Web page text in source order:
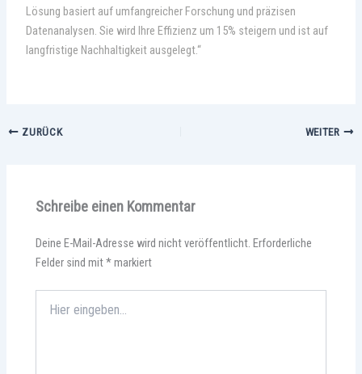
Lösung basiert auf umfangreicher Forschung und präzisen
Datenanalysen. Sie wird Ihre Effizienz um 15% steigern und ist auf
langfristige Nachhaltigkeit ausgelegt.“
ZURÜCK WEITER
Schreibe einen Kommentar
Deine E-Mail-Adresse wird nicht veröffentlicht. Erforderliche
Felder sind mit*markiert
eingeben…